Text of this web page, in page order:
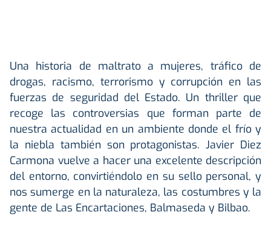
Una historia de maltrato a mujeres, tráfico de
drogas, racismo, terrorismo y corrupción en las
fuerzas de seguridad del Estado. Un thriller que
recoge las controversias que forman parte de
nuestra actualidad en un ambiente donde el frío y
la niebla también son protagonistas. Javier Diez
Carmona vuelve a hacer una excelente descripción
del entorno, convirtiéndolo en su sello personal, y
nos sumerge en la naturaleza, las costumbres y la
gente de Las Encartaciones, Balmaseda y Bilbao.